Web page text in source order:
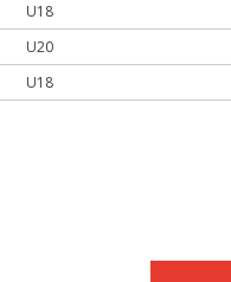
U18
U20
U18